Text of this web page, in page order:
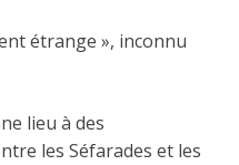
étrange », inconnu
lieu à des
les Séfarades et les